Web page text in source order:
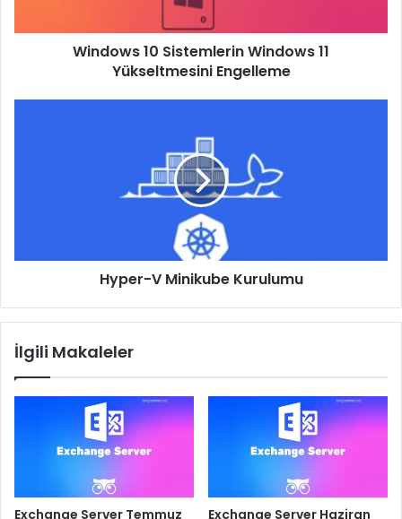
Windows 10 Sistemlerin Windows 11
Yükseltmesini Engelleme
Hyper-V Minikube Kurulumu
İlgili Makaleler
Exchange Server Temmuz
Exchange Server Haziran